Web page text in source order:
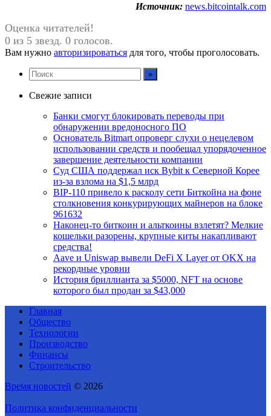
Источник: news.bitcointalk.com
Оценка читателей!
0 из 5 звезд. 0 голосов.
Вам нужно авторизироваться для того, чтобы проголосовать.
Свежие записи
Банки смогут блокировать переводы при
обнаружении вредоносного ПО
Основатель Bitmart опроверг слухи о нецелевом
использовании средств и пообещал упорядоченное
завершение деятельности компании
Суд США поддержал иск Bybit к Северной Корее
из-за взлома на $1,5 млрд
BIP-110 привело к расколу сети Биткойна на фоне
столкновения конкурирующих майнеров на блоке
961632
Наконец-то биткоин и альткоины взлетят? Мелкие
кошельки разорены, крупные киты накапливают
средства!
Aave и Uniswap вывели DeFi X Layer от OKX на
рекордные уровни
История бриллианта за $5000, NFT на основе
которого был продан за $43,000
Главная
Общество
Технологии
Производство
Финансы
Строительство
Время новостей © 2026
Политика конфиденциальности